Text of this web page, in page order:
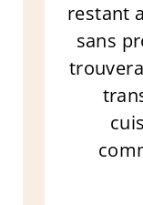
restant
sans